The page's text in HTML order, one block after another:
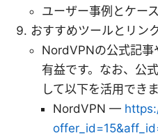
ユーザー事例とケー
おすすめツールとリン
NordVPNの公式記事
有益です。なお、公
して以下を活用できま
NordVPN —